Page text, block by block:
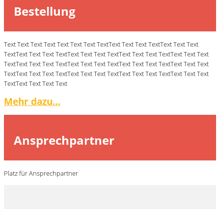
Bestellung
Text Text Text Text Text Text Text TextText Text Text TextText Text Text
TextText Text Text TextText Text Text TextText Text Text TextText Text Text
TextText Text Text TextText Text Text TextText Text Text TextText Text Text
TextText Text Text TextText Text Text TextText Text Text TextText Text Text
TextText Text Text Text
Mehr dazu…
Ansprechpartner
Platz für Ansprechpartner